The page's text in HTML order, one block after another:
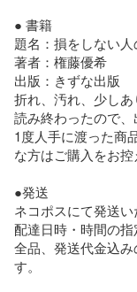
● 書籍
題名：損をしない
著者：権藤優希
出版：きずな出版
折れ、汚れ、少しあ
読み終わったので、
1度人手に渡った商
な方はご購入をお控
●発送
ネコポスにて発送い
配達日時・時間の指
全品、発送代金込
す。